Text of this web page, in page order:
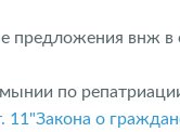
предложения внж в
по
11"Закона о